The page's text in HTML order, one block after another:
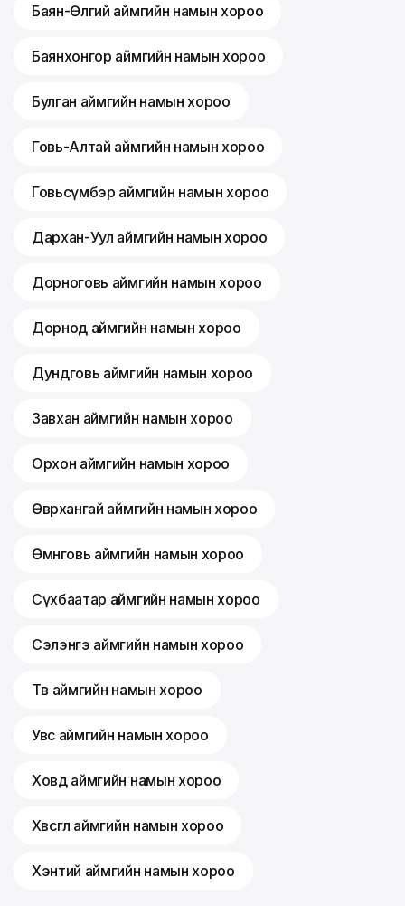
Баян-Өлгий аймгийн намын хороо
Баянхонгор аймгийн намын хороо
Булган аймгийн намын хороо
Говь-Алтай аймгийн намын хороо
Говьсүмбэр аймгийн намын хороо
Дархан-Уул аймгийн намын хороо
Дорноговь аймгийн намын хороо
Дорнод аймгийн намын хороо
Дундговь аймгийн намын хороо
Завхан аймгийн намын хороо
Орхон аймгийн намын хороо
Өвөрхангай аймгийн намын хороо
Өмнөговь аймгийн намын хороо
Сүхбаатар аймгийн намын хороо
Сэлэнгэ аймгийн намын хороо
Төв аймгийн намын хороо
Увс аймгийн намын хороо
Ховд аймгийн намын хороо
Хөвсгөл аймгийн намын хороо
Хэнтий аймгийн намын хороо